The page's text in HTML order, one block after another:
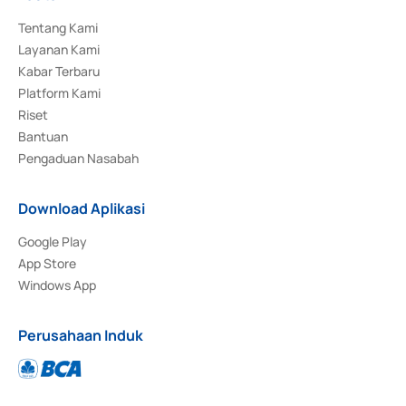
Tentang Kami
Layanan Kami
Kabar Terbaru
Platform Kami
Riset
Bantuan
Pengaduan Nasabah
Download Aplikasi
Google Play
App Store
Windows App
Perusahaan Induk